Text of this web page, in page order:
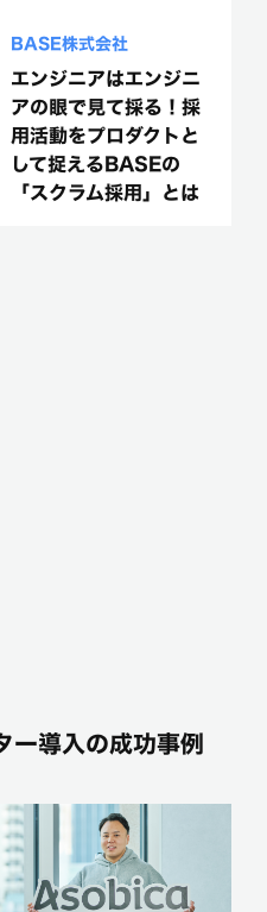
BASE株式会社
エンジニアはエンジニ
アの眼で見て採る！採
用活動をプロダクトと
して捉えるBASEの
「スクラム採用」とは
導入の成功事例